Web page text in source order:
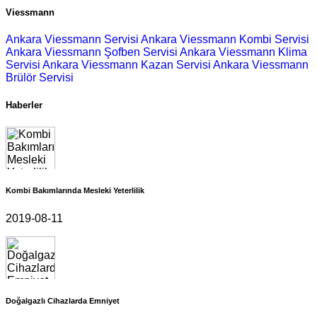
Viessmann
Ankara Viessmann Servisi Ankara Viessmann Kombi Servisi
Ankara Viessmann Şofben Servisi Ankara Viessmann Klima
Servisi Ankara Viessmann Kazan Servisi Ankara Viessmann
Brülör Servisi
Haberler
Kombi Bakımlarında Mesleki Yeterlilik
2019-08-11
Doğalgazlı Cihazlarda Emniyet